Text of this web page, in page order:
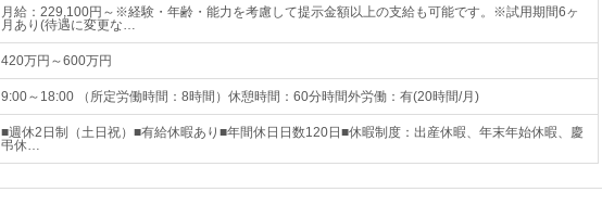
月給：229,100円～※経験・年齢・能力を考慮して提示金額以上の支給も可能です。※試用期間6ヶ
月あり(待遇に変更な…
420万円～600万円
9:00～18:00 （所定労働時間：8時間）休憩時間：60分時間外労働：有(20時間/月)
■週休2日制（土日祝）■有給休暇あり■年間休日日数120日■休暇制度：出産休暇、年末年始休暇、慶
弔休…